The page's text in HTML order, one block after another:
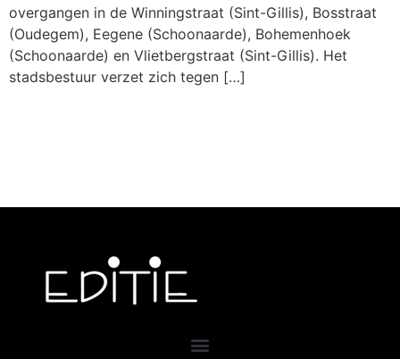
overgangen in de Winningstraat (Sint-Gillis), Bosstraat
(Oudegem), Eegene (Schoonaarde), Bohemenhoek
(Schoonaarde) en Vlietbergstraat (Sint-Gillis). Het
stadsbestuur verzet zich tegen […]